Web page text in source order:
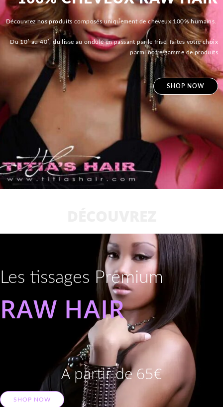
Découvrez nos produits composés uniquement de cheveux 100% humains.
Du 10′ au 40′, du lisse au ondulé en passant par le frisé, faites votre choix
parmi notre gamme de produits
SHOP NOW
Les tissages Premium
RAW HAIR
A partir de 65€
SHOP NOW